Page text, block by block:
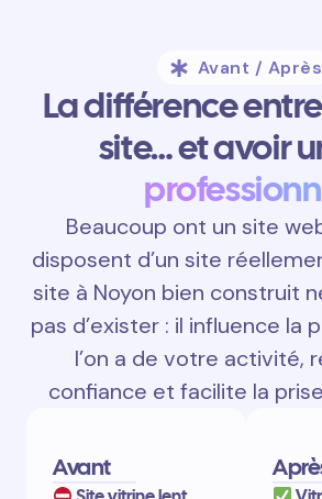
Avant / Après
La différence
site… et avoir
Beaucoup ont un site
disposent d’un site
site à Noyon bien construit
pas d’exister : il influence la
l’on a de votre activité,
confiance et facilite la
Avant